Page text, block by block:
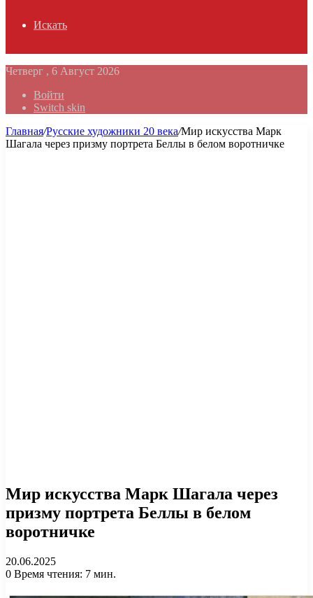
Искать
Четверг , 6 Август 2026
Войти
Switch skin
Главная/Русские художники 20 века/Мир искусства Марк
Шагала через призму портрета Беллы в белом воротничке
Мир искусства Марк Шагала через
призму портрета Беллы в белом
воротничке
20.06.2025
0 Время чтения: 7 мин.